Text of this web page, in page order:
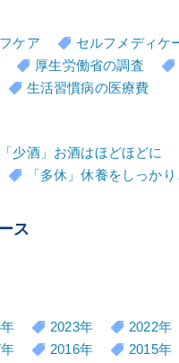
ケア
セルフメディケ
厚生労働省の調査
生活習慣病の医療費
「少酒」お酒はほどほどに
「多休」休養をしっか
ス
2023年
2022年
2016年
2015年